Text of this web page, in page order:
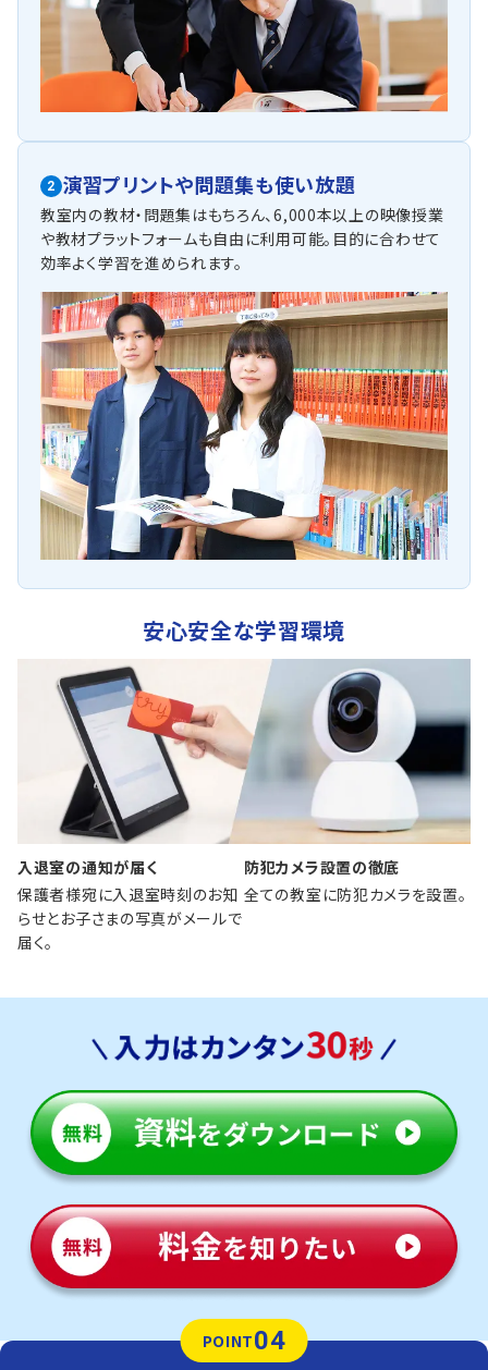
2 演習プリントや問題集も使い放題
教室内の教材・問題集はもちろん、6,000本以上の映像授業
や教材プラットフォームも自由に利用可能。目的に合わせて
効率よく学習を進められます。
安心安全な学習環境
入退室の通知が届く
保護者様宛に入退室時刻のお知
らせとお子さまの写真がメールで
届く。
防犯カメラ設置の徹底
全ての教室に防犯カメラを設置。
POINT04